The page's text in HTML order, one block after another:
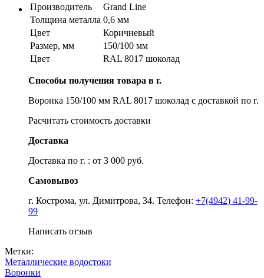
Производитель
Grand Line
Толщина металла 0,6 мм
Цвет
Коричневый
Размер, мм
150/100 мм
Цвет
RAL 8017 шоколад
Способы получения товара в г.
Воронка 150/100 мм RAL 8017 шоколад с доставкой по г.
Расчитать стоимость доставки
Доставка
Доставка по г. : от 3 000 руб.
Самовывоз
г. Кострома, ул. Димитрова, 34. Телефон: +7(4942) 41-99-
99
Написать отзыв
Метки:
Металлические водостоки
Воронки